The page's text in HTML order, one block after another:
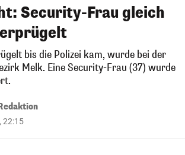
Security-Frau gleich
bis die Polizei kam, wurde bei der
Melk. Eine Security-Frau (37) wurde
22:15